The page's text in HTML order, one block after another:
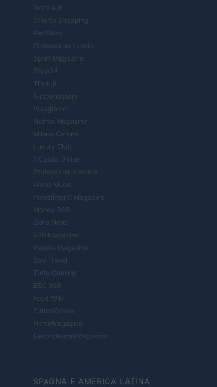
Notizie.it
Offerte Shopping
Pet Story
Professione Lavoro
Sport Magazine
Style24
Think.it
Tuobenessere
Viaggiamo
Nonne Magazine
Milano Cortina
Luxury Club
Il Calcio Online
Professione mamma
World Music
Investimenti Magazine
Money 365
Zona Nerd
B2B Magazine
People Magazine
Day Travel
Tutto Gaming
ESG 365
Food Wiki
FuturoDonna
HomeMagazine
SecondHomeMagazine
SPAGNA E AMERICA LATINA